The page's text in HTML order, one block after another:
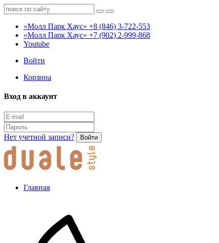
«Молл Парк Хаус» +8 (846) 3-722-553
«Молл Парк Хаус» +7 (902) 2-999-868
Youtube
Войти
Корзина
Вход в аккаунт
Нет учетной записи? Войти
Главная